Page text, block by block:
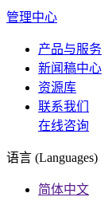
管理中心
产品与服务
新闻稿中心
资源库
联系我们
在线咨询
语言 (Languages)
简体中文